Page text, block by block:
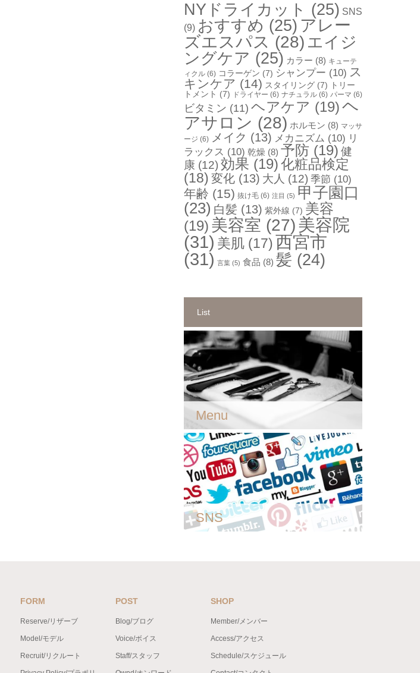
NYドライカット (25) SNS
(9) おすすめ (25) アレー
ズエスパス (28) エイジ
ングケア (25) カラー (8) キューテ
ィクル (6) コラーゲン (7) シャンプー (10) ス
キンケア (14) スタイリング (7)
トリー
トメント (7) ドライヤー (6) ナチュラル (6) パーマ (6)
ビタミン (11) ヘアケア (19)ヘ
アサロン (28) ホルモン (8) マッサ
ージ (6) メイク (13) メカニズム (10) リ
ラックス (10) 乾燥 (8) 予防 (19) 健
康 (12) 効果 (19)化粧品検定
(18) 変化 (13) 大人 (12) 季節 (10)
年齢 (15) 抜け毛 (6) 注目 (5) 甲子園口
(23) 白髪 (13) 紫外線 (7) 美容
(19) 美容室 (27)美容院
(31) 美肌 (17)西宮市
(31) 言葉 (5) 食品 (8) 髪 (24)
List
Menu
SNS
FORM
Reserve/リザーブ
Model/モデル
Recruit/リクルート
POST
Blog/ブログ
Voice/ボイス
Staff/スタッフ
SHOP
Member/メンバー
Access/アクセス
Schedule/スケジュール